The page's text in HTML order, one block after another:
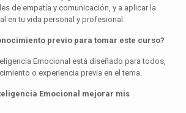
de empatía y comunicación, y a aplicar la
en tu vida personal y profesional.
previo para tomar este curso?
Emocional está diseñado para todos,
o experiencia previa en el tema.
Emocional mejorar mis